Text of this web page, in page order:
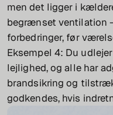
men det ligger i
begrænset ventilation
forbedringer, før
Eksempel 4: Du
lejlighed, og alle har
brandsikring og
godkendes, hvis